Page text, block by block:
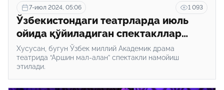
7-июл 2024, 05:06 1 093
Ўзбекистондаги театрларда июль
ойида қўйиладиган спектакллар
рўйхати эълон қилинди
Хусусан, бугун Ўзбек миллий Академик драма
театрида “Аршин мал-алан” спектакли намойиш
этилади.